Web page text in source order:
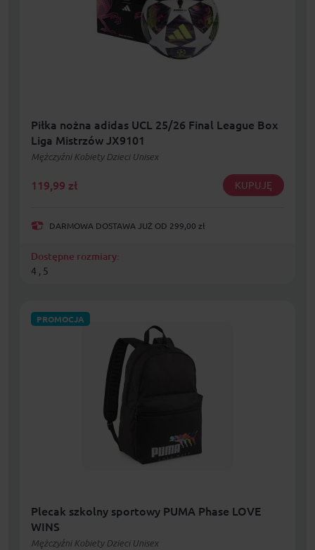
Piłka nożna adidas UCL 25/26 Final League Box
Liga Mistrzów JX9101
Mężczyźni Kobiety Dzieci Unisex
119,99 zł KUPUJĘ
DARMOWA DOSTAWA JUŻ OD 299,00 zł
Dostępne rozmiary:
4 , 5
PROMOCJA
Plecak szkolny sportowy PUMA Phase LOVE
WINS
Mężczyźni Kobiety Dzieci Unisex